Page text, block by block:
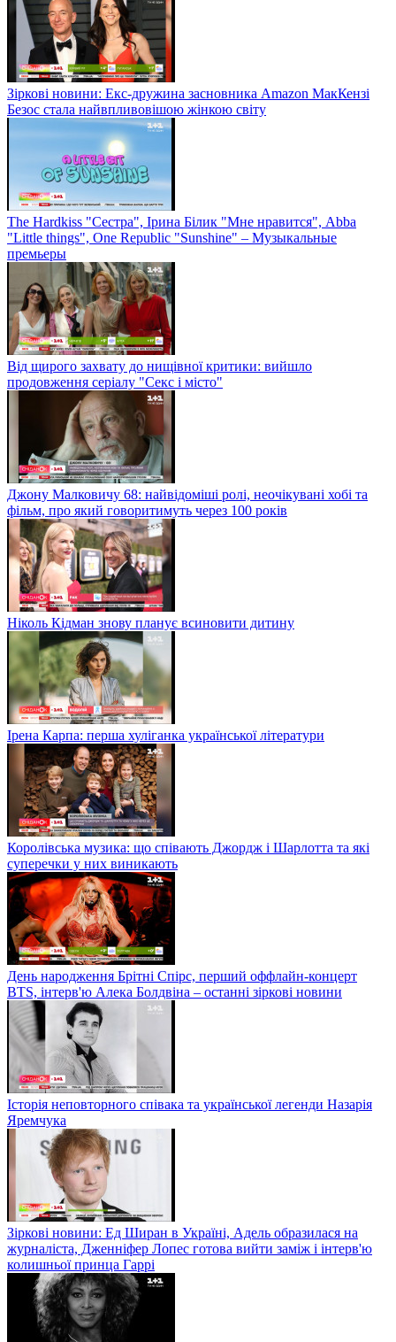
Зіркові новини: Екс-дружина засновника Amazon МакКензі
Безос стала найвпливовішою жінкою світу
The Hardkiss "Сестра", Ірина Білик "Мне нравится", Abba
"Little things", One Republic "Sunshine" – Музыкальные
премьеры
Від щирого захвату до нищівної критики: вийшло
продовження серіалу "Секс і місто"
Джону Малковичу 68: найвідоміші ролі, неочікувані хобі та
фільм, про який говоритимуть через 100 років
Ніколь Кідман знову планує всиновити дитину
Ірена Карпа: перша хуліганка української літератури
Королівська музика: що співають Джордж і Шарлотта та які
суперечки у них виникають
День народження Брітні Спірс, перший оффлайн-концерт
BTS, інтерв'ю Алека Болдвіна – останні зіркові новини
Історія неповторного співака та української легенди Назарія
Яремчука
Зіркові новини: Ед Ширан в Україні, Адель образилася на
журналіста, Дженніфер Лопес готова вийти заміж і інтерв'ю
колишньої принца Гаррі